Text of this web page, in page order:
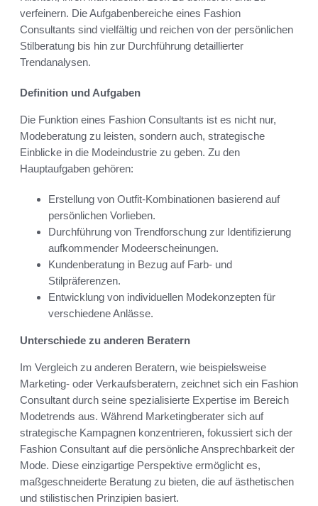
verfeinern. Die Aufgabenbereiche eines Fashion
Consultants sind vielfältig und reichen von der persönlichen
Stilberatung bis hin zur Durchführung detaillierter
Trendanalysen.
Definition und Aufgaben
Die Funktion eines Fashion Consultants ist es nicht nur,
Modeberatung zu leisten, sondern auch, strategische
Einblicke in die Modeindustrie zu geben. Zu den
Hauptaufgaben gehören:
Erstellung von Outfit-Kombinationen basierend auf
persönlichen Vorlieben.
Durchführung von Trendforschung zur Identifizierung
aufkommender Modeerscheinungen.
Kundenberatung in Bezug auf Farb- und
Stilpräferenzen.
Entwicklung von individuellen Modekonzepten für
verschiedene Anlässe.
Unterschiede zu anderen Beratern
Im Vergleich zu anderen Beratern, wie beispielsweise
Marketing- oder Verkaufsberatern, zeichnet sich ein Fashion
Consultant durch seine spezialisierte Expertise im Bereich
Modetrends aus. Während Marketingberater sich auf
strategische Kampagnen konzentrieren, fokussiert sich der
Fashion Consultant auf die persönliche Ansprechbarkeit der
Mode. Diese einzigartige Perspektive ermöglicht es,
maßgeschneiderte Beratung zu bieten, die auf ästhetischen
und stilistischen Prinzipien basiert.